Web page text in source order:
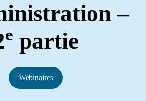
–
e partie
Webinaires